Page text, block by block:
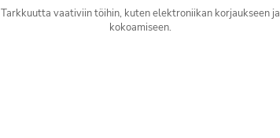
Tarkkuutta vaativiin töihin, kuten elektroniikan korjaukseen ja
kokoamiseen.